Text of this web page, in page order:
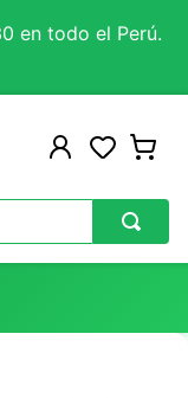
en todo el Perú.